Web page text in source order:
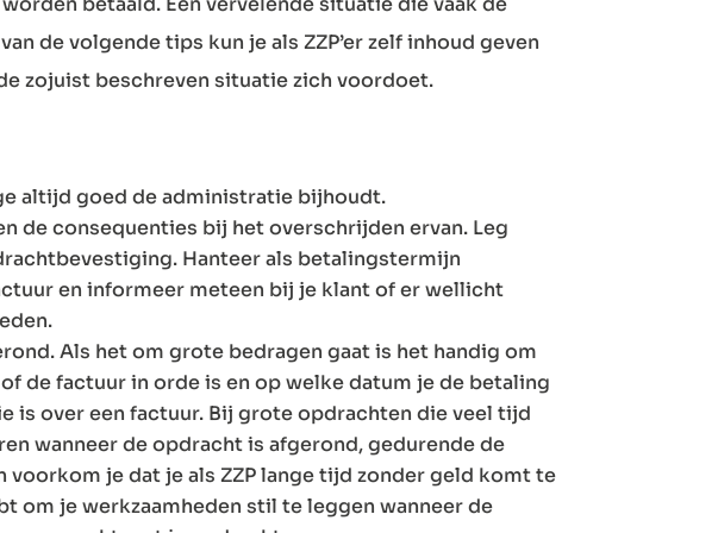
de volgende tips kun je als ZZP’er zelf inhoud geven
zojuist beschreven situatie zich voordoet.
altijd goed de administratie bijhoudt.
de consequenties bij het overschrijden ervan. Leg
Hanteer als betalingstermijn
en informeer meteen bij je klant of er wellicht
Als het om grote bedragen gaat is het handig om
de factuur in orde is en op welke datum je de betaling
is over een factuur. Bij grote opdrachten die veel tijd
wanneer de opdracht is afgerond, gedurende de
je dat je als ZZP lange tijd zonder geld komt te
om je werkzaamheden stil te leggen wanneer de